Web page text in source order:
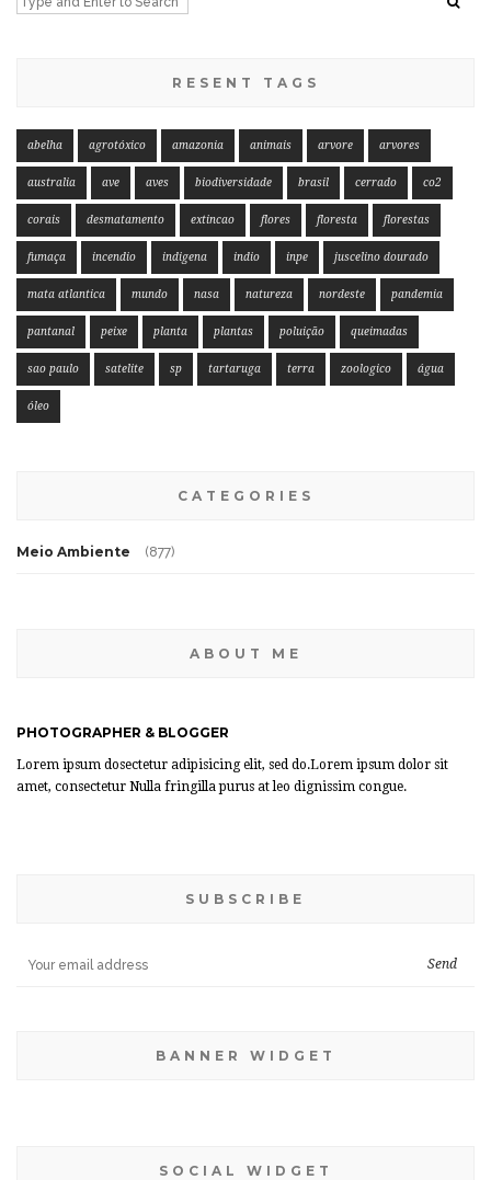
RESENT TAGS
abelha agrotóxico amazonia animais arvore arvores
australia ave aves biodiversidade brasil cerrado co2
corais desmatamento extincao flores floresta florestas
fumaça incendio indigena indio inpe juscelino dourado
mata atlantica mundo nasa natureza nordeste pandemia
pantanal peixe planta plantas poluição queimadas
sao paulo satelite sp tartaruga terra zoologico água
óleo
CATEGORIES
Meio Ambiente (877)
ABOUT ME
PHOTOGRAPHER & BLOGGER
Lorem ipsum dosectetur adipisicing elit, sed do.Lorem ipsum dolor sit
amet, consectetur Nulla fringilla purus at leo dignissim congue.
SUBSCRIBE
BANNER WIDGET
SOCIAL WIDGET